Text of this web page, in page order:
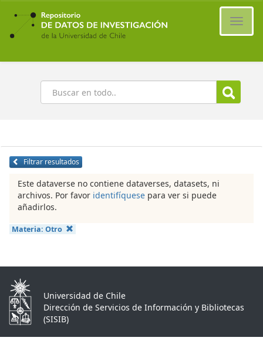
Ir
contenido
principal
Buscar
Filtrar resultados
Este dataverse no contiene dataverses, datasets, ni
archivos. Por favor identifíquese para ver si puede
añadirlos.
Materia: Otro
Universidad de Chile
Dirección de Servicios de Información y Bibliotecas
(SISIB)